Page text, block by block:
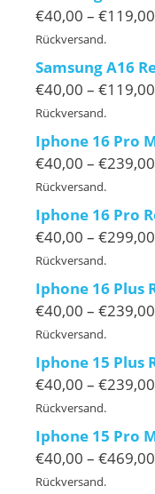
€40,00 – €119,00
Rückversand.
Samsung A16
€40,00 – €119,00
Rückversand.
Iphone 16 Pro
€40,00 – €239,00
Rückversand.
Iphone 16 Pro
€40,00 – €299,00
Rückversand.
Iphone 16 Plus
€40,00 – €239,00
Rückversand.
Iphone 15 Plus
€40,00 – €239,00
Rückversand.
Iphone 15 Pro
€40,00 – €469,00
Rückversand.